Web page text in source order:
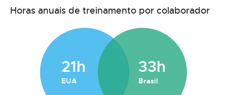
Horas anuais de treinamento por colaborador
21h
EUA
33h
Brasil